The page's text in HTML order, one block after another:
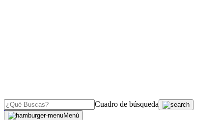
Cuadro de búsqueda
Menú
OJO